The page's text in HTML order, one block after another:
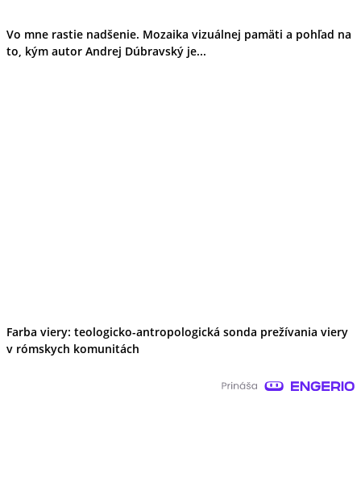
Vo mne rastie nadšenie. Mozaika vizuálnej pamäti a pohľad na
to, kým autor Andrej Dúbravský je...
Farba viery: teologicko-antropologická sonda prežívania viery
v rómskych komunitách